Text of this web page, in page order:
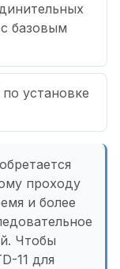
базовым
установке
проходу
и более
Чтобы
11 для